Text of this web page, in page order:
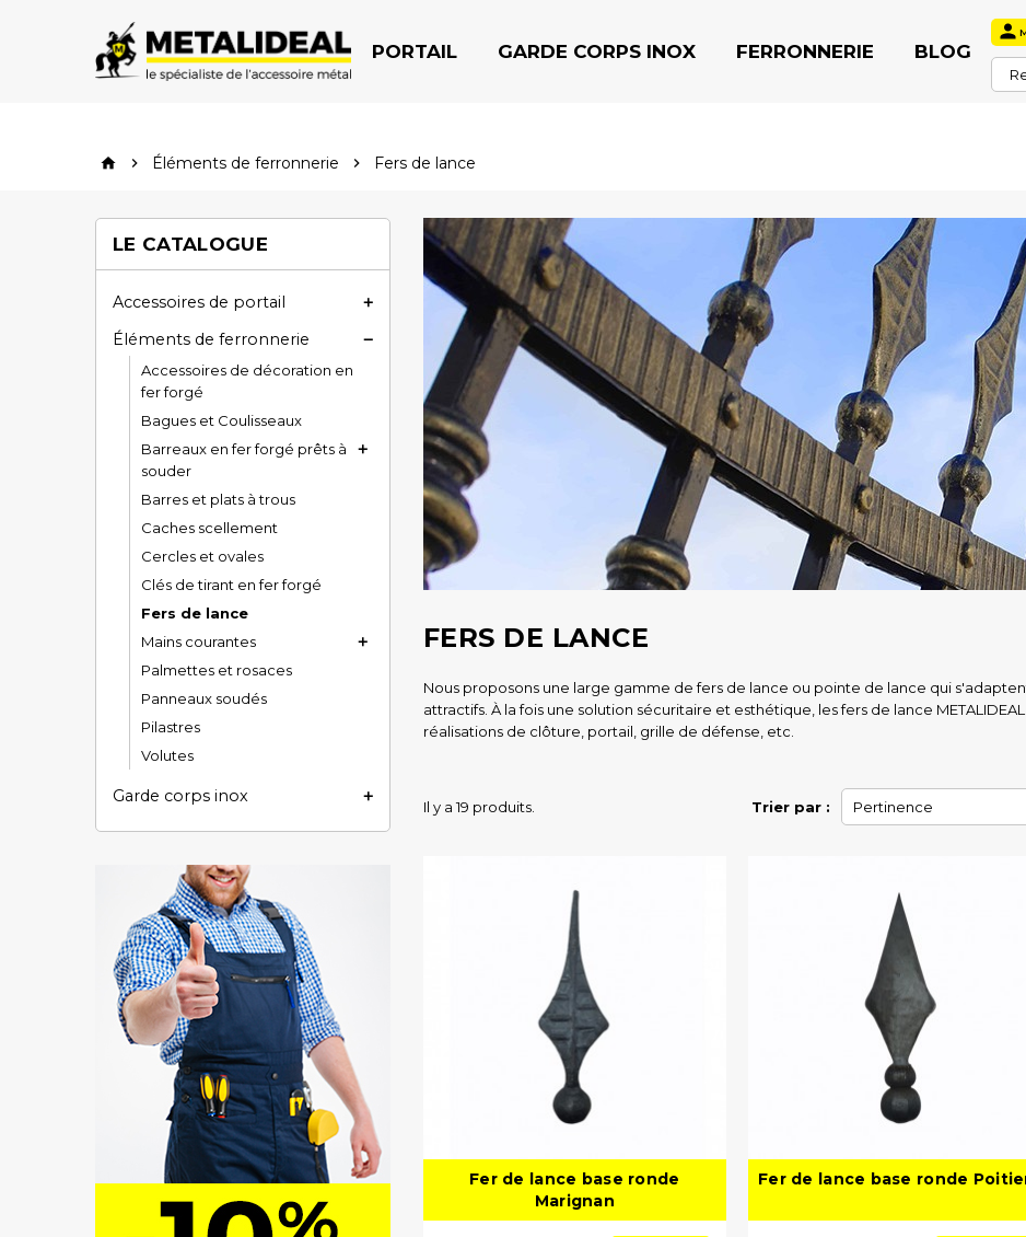
PORTAIL GARDE CORPS INOX FERRONNERIE BLOG

home  Éléments de ferronnerie  Fers de lance
LE CATALOGUE
Accessoires de portail 
Éléments de ferronnerie 
Accessoires de décoration en
fer forgé
Bagues et Coulisseaux
Barreaux en fer forgé prêts à
souder

Barres et plats à trous
Caches scellement
Cercles et ovales
Clés de tirant en fer forgé
Fers de lance
Mains courantes

Palmettes et rosaces
Panneaux soudés
Pilastres
Volutes
Garde corps inox 
FERS DE LANCE
Nous proposons une large gamme de fers de lance ou pointe de lance qui
attractifs. À la fois une solution sécuritaire et esthétique, les fers de lance
réalisations de clôture, portail, grille de défense, etc.
Trier par : Pertinence
Il y a 19 produits.
Fer de lance base ronde
Marignan
Fer de lance base ronde